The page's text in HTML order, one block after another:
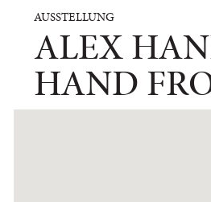
AUSSTELLUNG
ALEX
HAND